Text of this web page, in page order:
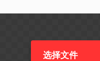
选择文件